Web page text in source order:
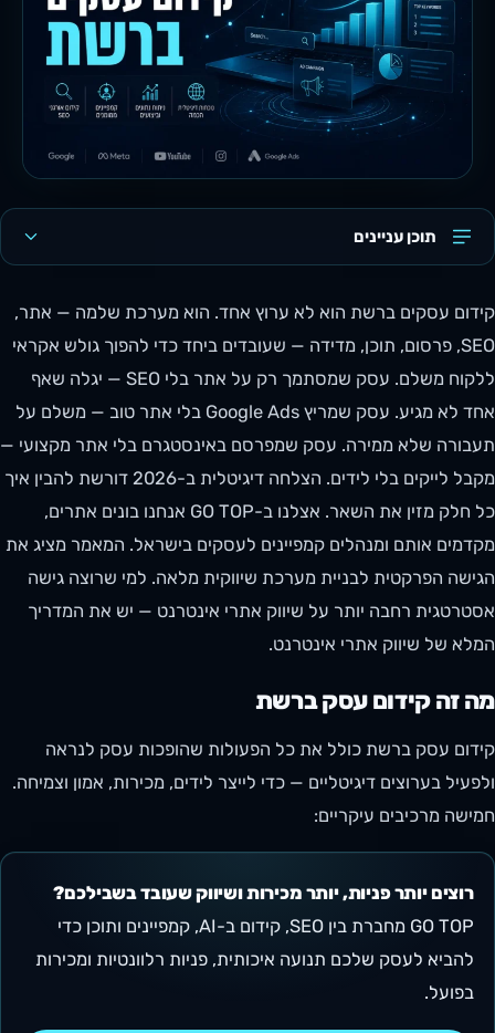
תוכן עניינים
קידום עסקים ברשת הוא לא ערוץ אחד. הוא מערכת שלמה — אתר,
SEO, פרסום, תוכן, מדידה — שעובדים ביחד כדי להפוך גולש אקראי
ללקוח משלם. עסק שמסתמך רק על אתר בלי SEO — יגלה שאף
אחד לא מגיע. עסק שמריץ Google Ads בלי אתר טוב — משלם על
תעבורה שלא ממירה. עסק שמפרסם באינסטגרם בלי אתר מקצועי —
מקבל לייקים בלי לידים. הצלחה דיגיטלית ב-2026 דורשת להבין איך
כל חלק מזין את השאר. אצלנו ב-GO TOP אנחנו בונים אתרים,
מקדמים אותם ומנהלים קמפיינים לעסקים בישראל. המאמר מציג את
הגישה הפרקטית לבניית מערכת שיווקית מלאה. למי שרוצה גישה
אסטרטגית רחבה יותר על שיווק אתרי אינטרנט — יש את המדריך
המלא של שיווק אתרי אינטרנט.
מה זה קידום עסק ברשת
קידום עסק ברשת כולל את כל הפעולות שהופכות עסק לנראה
ולפעיל בערוצים דיגיטליים — כדי לייצר לידים, מכירות, אמון וצמיחה.
חמישה מרכיבים עיקריים:
רוצים יותר פניות, יותר מכירות ושיווק שעובד בשבילכם?
GO TOP מחברת בין SEO, קידום ב-AI, קמפיינים ותוכן כדי
להביא לעסק שלכם תנועה איכותית, פניות רלוונטיות ומכירות
בפועל.